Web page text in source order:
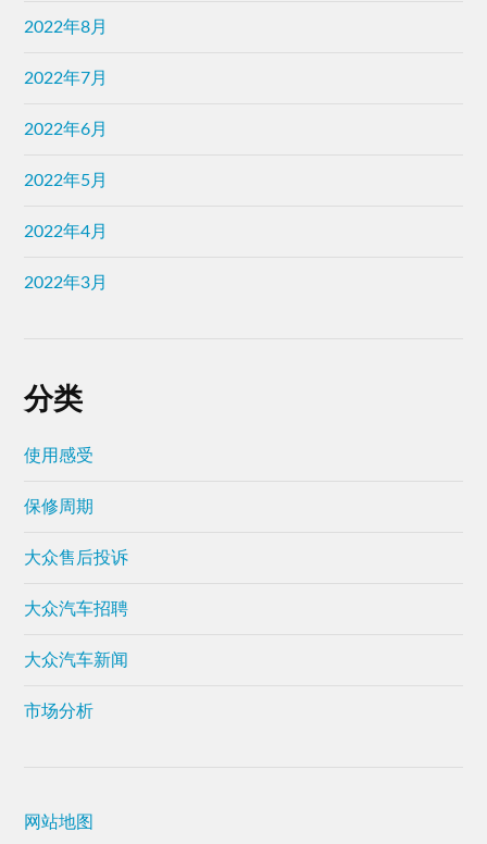
2022年8月
2022年7月
2022年6月
2022年5月
2022年4月
2022年3月
分类
使用感受
保修周期
大众售后投诉
大众汽车招聘
大众汽车新闻
市场分析
网站地图